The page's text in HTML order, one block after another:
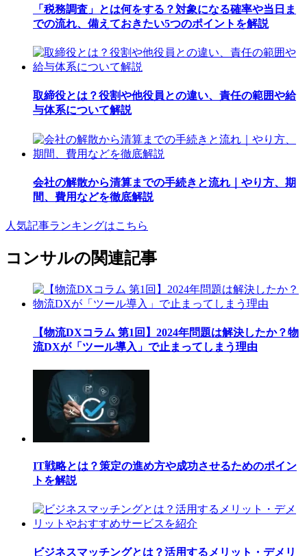
「税務調査」とは何をする？対象になる確率や当日ま
での流れ、備えておきたい5つのポイントを解説
取締役とは？役割や他役員との違い、責任の範囲や給
与体系について解説
会社の解散から清算までの手続きと流れ｜やり方、期
間、費用などを徹底解説
人気記事ランキングはこちら
コンサルの関連記事
【物流DXコラム 第1回】2024年問題は解決したか？物
流DXが「ツール導入」で止まってしまう理由
IT戦略とは？策定の進め方や成功させるためのポイン
トを解説
ビジネスマッチングとは？活用するメリット・デメリ